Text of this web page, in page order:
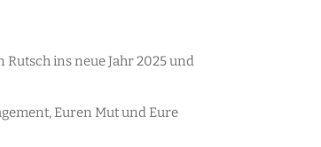
ins neue Jahr 2025 und
Euren Mut und Eure